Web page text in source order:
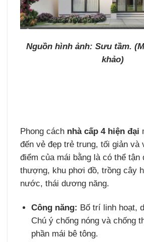
Nguồn hình ảnh: Sưu tầm.
khảo)
Phong cách nhà cấp 4 hiện đại
đến vẻ đẹp trẻ trung, tối giản
điểm của mái bằng là có thể tận
thượng, khu phơi đồ, trồng cây
nước, thái dương năng.
Công năng: Bố trí linh hoạt,
Chú ý chống nóng và chống
phần mái bê tông.